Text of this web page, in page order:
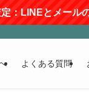
のみ受付(返信に
よくある質問